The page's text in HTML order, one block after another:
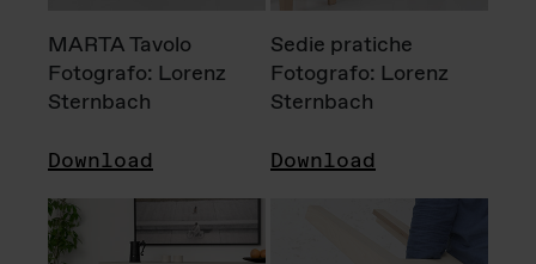
MARTA Tavolo
Fotografo: Lorenz
Sternbach
Download
Sedie pratiche
Fotografo: Lorenz
Sternbach
Download